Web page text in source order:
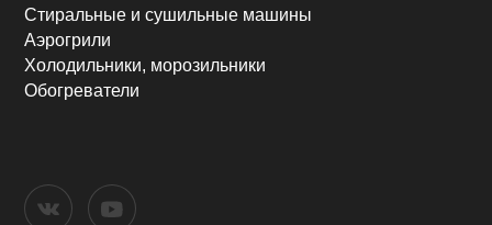
Стиральные и сушильные машины
Аэрогрили
Холодильники, морозильники
Обогреватели